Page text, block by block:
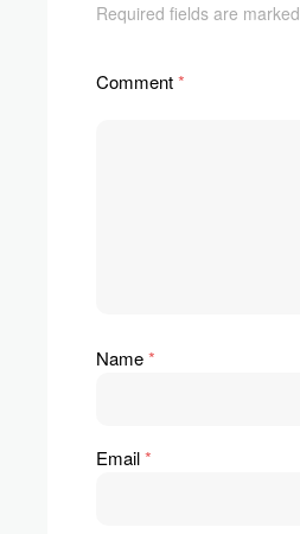
Required fields are marked
Comment*
Name*
Email*